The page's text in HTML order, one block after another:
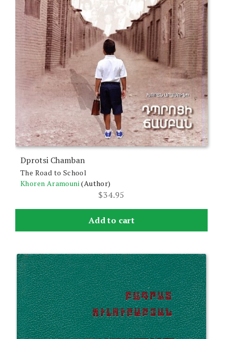
Dprotsi Chamban
The Road to School
Khoren Aramouni(Author)
$34.95
Add to cart